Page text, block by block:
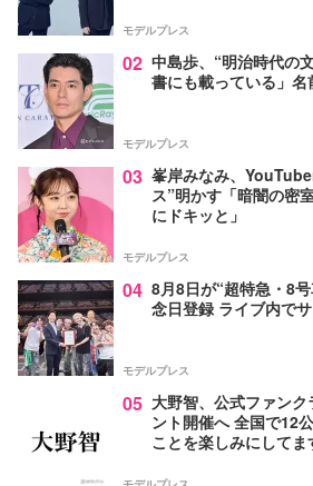
モデルプレス
02 中島歩、“明治時代の
書にも載っている」
モデルプレス
03 峯岸みなみ、
ス”明かす「暗闇の密
にドキッと」
モデルプレス
04 8月8日が“超特急・8
念日登録 ライブ内で
モデルプレス
05 大野智、公式ファン
ント開催へ 全国で12
ことを楽しみにしてま